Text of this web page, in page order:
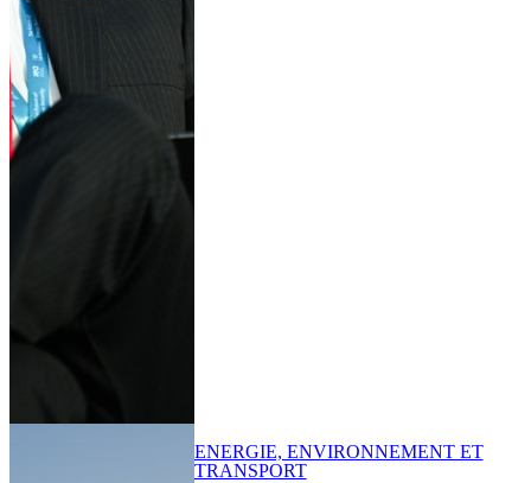
ENERGIE, ENVIRONNEMENT ET
TRANSPORT